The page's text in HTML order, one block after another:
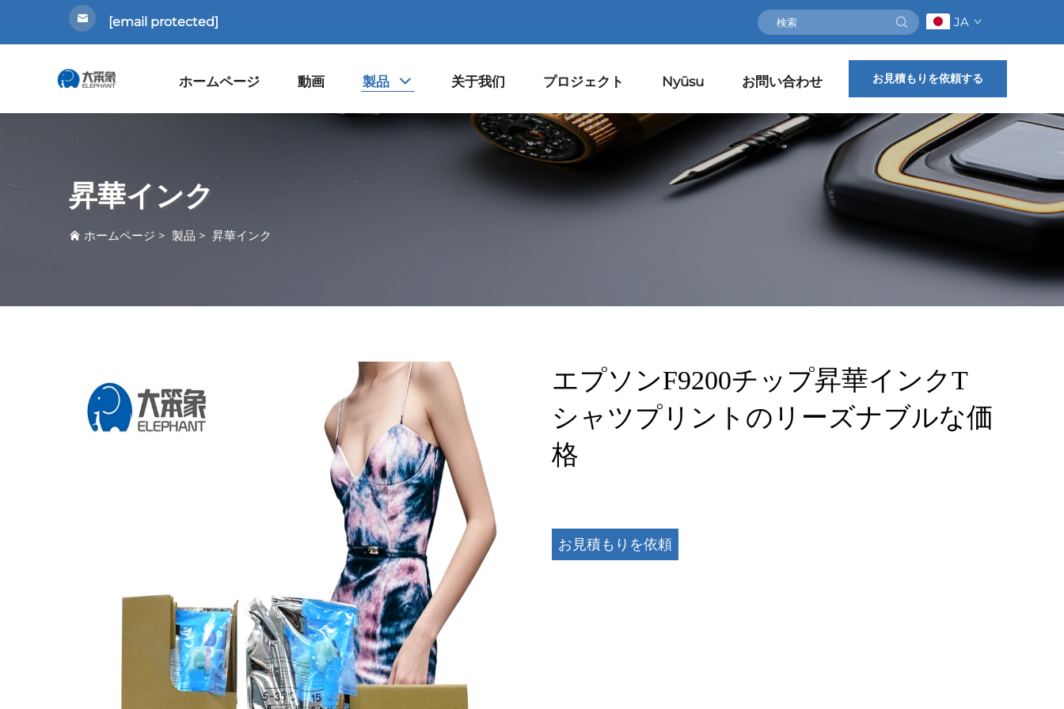
[email protected] JA
ホームページ 動画 製品 关于我们 プロジェクト Nyūsu お問い合わせ お見積もりを依頼する
昇華インク
ホームページ > 製品 > 昇華インク
エプソンF9200チップ昇華インクT
シャツプリントのリーズナブルな価
格
お見積もりを依頼